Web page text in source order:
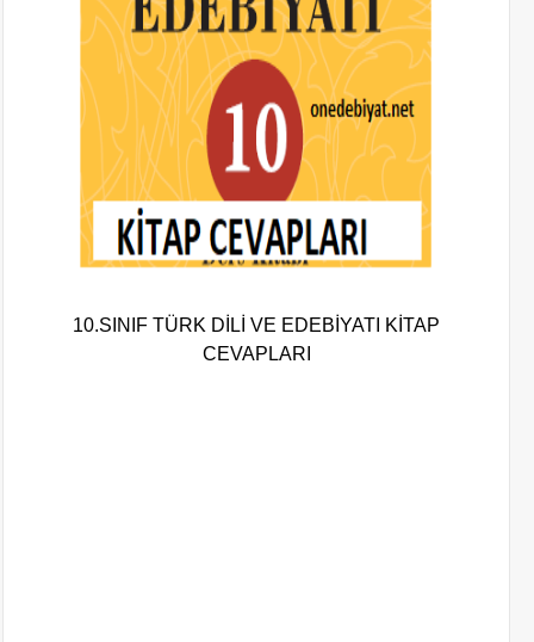
10.SINIF TÜRK DİLİ VE EDEBİYATI KİTAP
CEVAPLARI